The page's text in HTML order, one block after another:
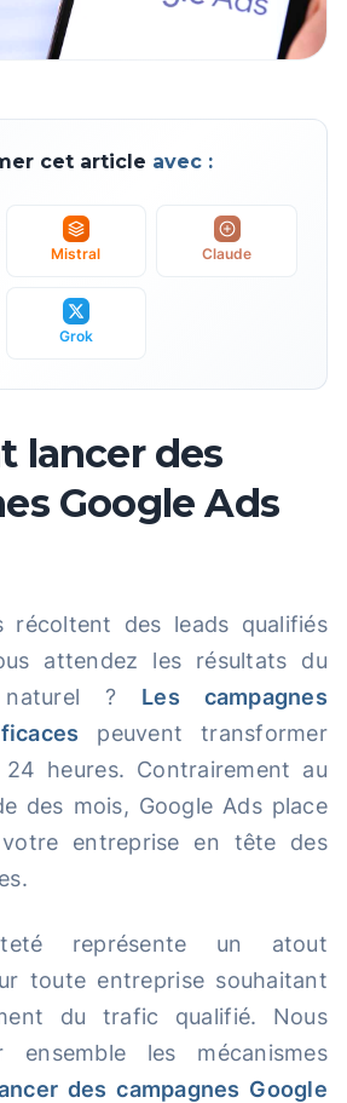
cet article avec :
Mistral Claude
Grok
lancer des
Google Ads
récoltent des leads qualifiés
attendez les résultats du
naturel ? Les campagnes
peuvent transformer
heures. Contrairement au
des mois, Google Ads place
votre entreprise en tête des
représente un atout
toute entreprise souhaitant
du trafic qualifié. Nous
ensemble les mécanismes
des campagnes Google